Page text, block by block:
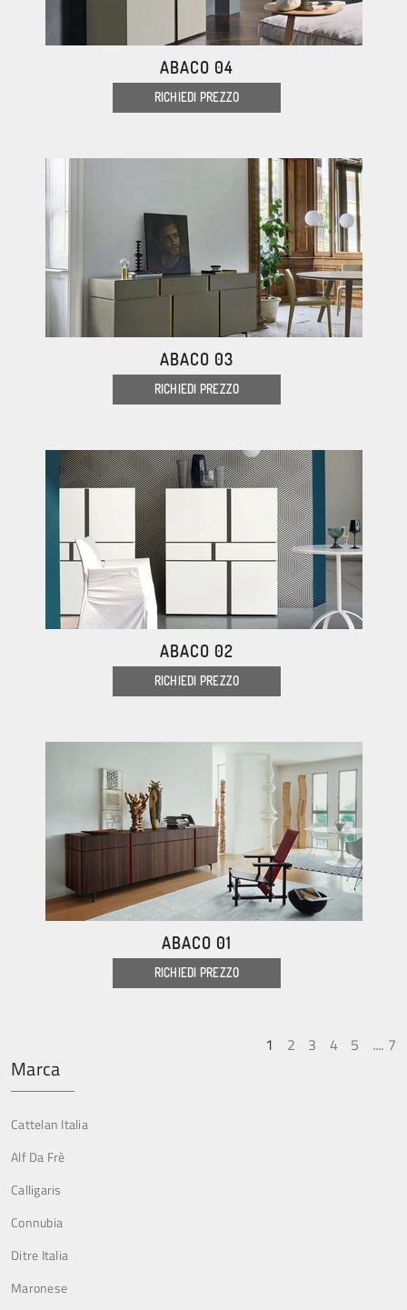
ABACO 04
RICHIEDI PREZZO
ABACO 03
RICHIEDI PREZZO
ABACO 02
RICHIEDI PREZZO
ABACO 01
RICHIEDI PREZZO
1 2 3 4 5 .... 7
Marca
Cattelan Italia
Alf Da Frè
Calligaris
Connubia
Ditre Italia
Maronese